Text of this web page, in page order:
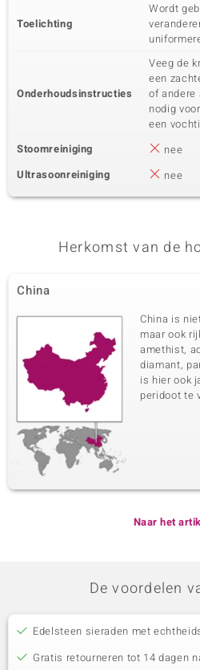
Toelichting
Wordt
Onderhoudsinstructies
Veeg de
een
of andere
nodig
een
Stoomreiniging
nee
Ultrasoonreiniging
nee
Herkomst van de
China
China is
maar ook
amethist,
diamant,
is hier ook
peridoot te
Naar het
De voordelen
Edelsteen sieraden met
Gratis retourneren tot 14 dagen